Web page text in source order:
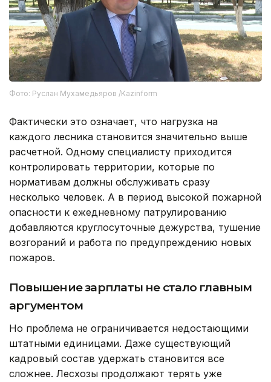
Фото: Руслан Мухамедьяров /Kazinform
Фактически это означает, что нагрузка на
каждого лесника становится значительно выше
расчетной. Одному специалисту приходится
контролировать территории, которые по
нормативам должны обслуживать сразу
несколько человек. А в период высокой пожарной
опасности к ежедневному патрулированию
добавляются круглосуточные дежурства, тушение
возгораний и работа по предупреждению новых
пожаров.
Повышение зарплаты не стало главным
аргументом
Но проблема не ограничивается недостающими
штатными единицами. Даже существующий
кадровый состав удержать становится все
сложнее. Лесхозы продолжают терять уже